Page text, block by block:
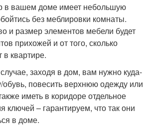
в вашем доме имеет небольшую
без меблировки комнаты.
и размер элементов мебели будет
прихожей и от того, сколько
в квартире.
заходя в дом, вам нужно куда-
обувь, повесить верхнюю одежду или
иметь в коридоре отдельное
ключей – гарантируем, что так они
в доме.